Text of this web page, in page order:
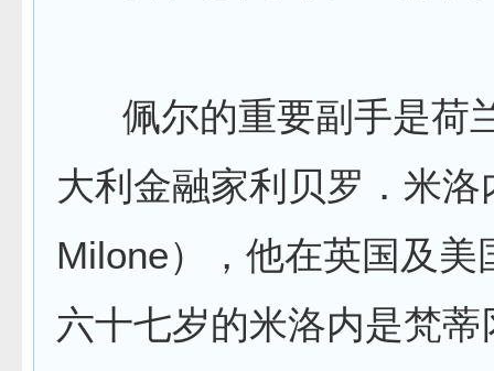
佩尔的重要副手是荷
大利金融家利贝罗．米洛
Milone），他在英国及美
六十七岁的米洛内是梵蒂